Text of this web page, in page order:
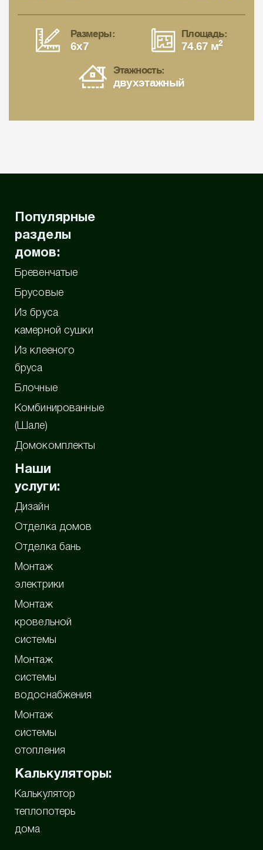
Размеры:
6x7
Площадь:
74.67 м2
Этажность:
двухэтажный
Популярные
разделы
домов:
Бревенчатые
Брусовые
Из бруса
камерной сушки
Из клееного
бруса
Блочные
Комбинированные
(Шале)
Домокомплекты
Наши
услуги:
Дизайн
Отделка домов
Отделка бань
Монтаж
электрики
Монтаж
кровельной
системы
Монтаж
системы
водоснабжения
Монтаж
системы
отопления
Калькуляторы:
Калькулятор
теплопотерь
дома